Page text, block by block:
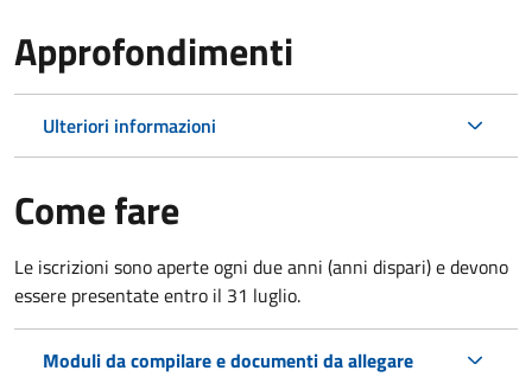
Approfondimenti
Ulteriori informazioni
Come fare
Le iscrizioni sono aperte ogni due anni (anni dispari) e devono
essere presentate entro il 31 luglio.
Moduli da compilare e documenti da allegare